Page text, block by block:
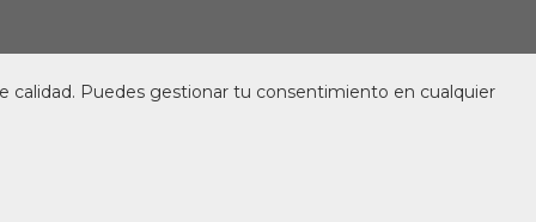
calidad. Puedes gestionar tu consentimiento en cualquier